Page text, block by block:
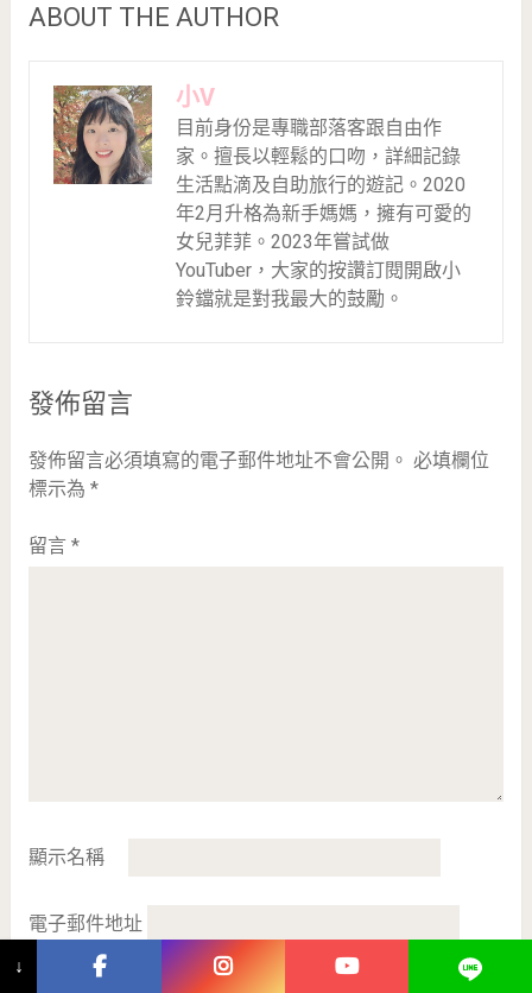
ABOUT THE AUTHOR
小V
目前身份是專職部落客跟自由作
家。擅長以輕鬆的口吻，詳細記錄
生活點滴及自助旅行的遊記。2020
年2月升格為新手媽媽，擁有可愛的
女兒菲菲。2023年嘗試做
YouTuber，大家的按讚訂閱開啟小
鈴鐺就是對我最大的鼓勵。
發佈留言
發佈留言必須填寫的電子郵件地址不會公開。 必填欄位
標示為 *
留言 *
顯示名稱
電子郵件地址
↓